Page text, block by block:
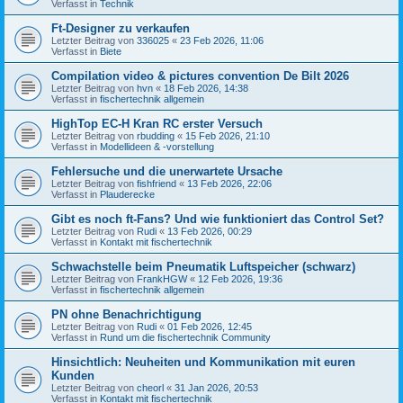
Verfasst in Technik
Ft-Designer zu verkaufen
Letzter Beitrag von 336025 « 23 Feb 2026, 11:06
Verfasst in Biete
Compilation video & pictures convention De Bilt 2026
Letzter Beitrag von hvn « 18 Feb 2026, 14:38
Verfasst in fischertechnik allgemein
HighTop EC-H Kran RC erster Versuch
Letzter Beitrag von rbudding « 15 Feb 2026, 21:10
Verfasst in Modellideen & -vorstellung
Fehlersuche und die unerwartete Ursache
Letzter Beitrag von fishfriend « 13 Feb 2026, 22:06
Verfasst in Plauderecke
Gibt es noch ft-Fans? Und wie funktioniert das Control Set?
Letzter Beitrag von Rudi « 13 Feb 2026, 00:29
Verfasst in Kontakt mit fischertechnik
Schwachstelle beim Pneumatik Luftspeicher (schwarz)
Letzter Beitrag von FrankHGW« 12 Feb 2026, 19:36
Verfasst in fischertechnik allgemein
PN ohne Benachrichtigung
Letzter Beitrag von Rudi « 01 Feb 2026, 12:45
Verfasst in Rund um die fischertechnik Community
Hinsichtlich: Neuheiten und Kommunikation mit euren
Kunden
Letzter Beitrag von cheorl « 31 Jan 2026, 20:53
Verfasst in Kontakt mit fischertechnik